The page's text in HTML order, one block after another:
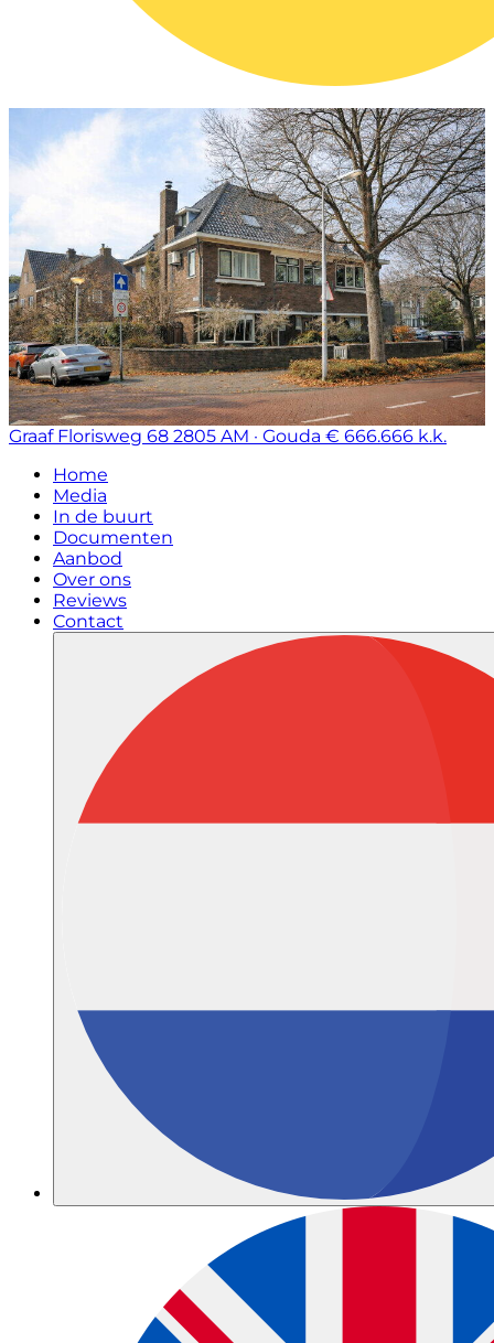
Graaf Florisweg 68 2805 AM · Gouda € 666.666 k.k.
Home
Media
In de buurt
Documenten
Aanbod
Over ons
Reviews
Contact